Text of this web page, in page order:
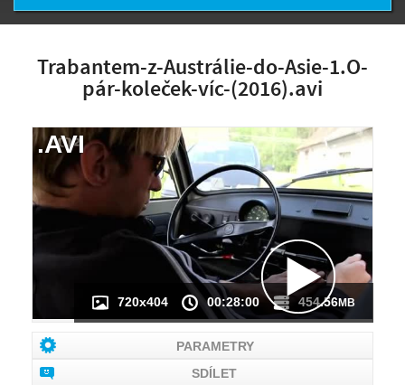
Trabantem-z-Austrálie-do-Asie-1.O-
pár-koleček-víc-(2016).avi
NÁHLED VIDEA
NENÍ K DISPOZICI
720x404 00:28:00 454.56MB
.AVI
PARAMETRY
SDÍLET